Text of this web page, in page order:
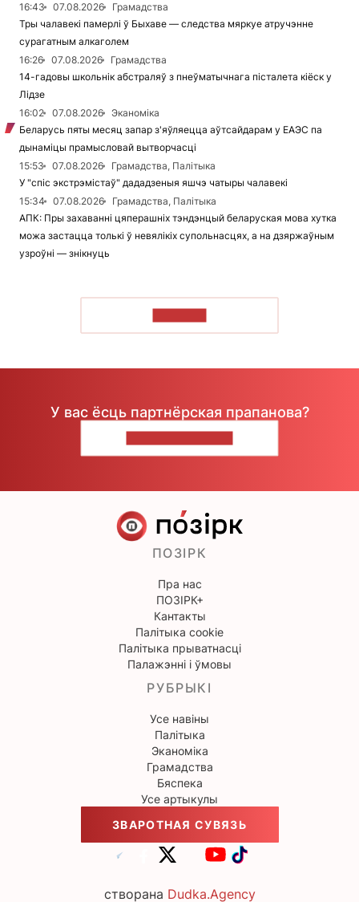
16:43
07.08.2026
Грамадства
Тры чалавекі памерлі ў Быхаве — следства мяркуе атручэнне
сурагатным алкаголем
16:26
07.08.2026
Грамадства
14-гадовы школьнік абстраляў з пнеўматычнага пісталета кіёск у
Лідзе
16:02
07.08.2026
Эканоміка
Беларусь пяты месяц запар з'яўляецца аўтсайдарам у ЕАЭС па
дынаміцы прамысловай вытворчасці
15:53
07.08.2026
Грамадства, Палітыка
У "спіс экстрэмістаў" дададзеныя яшчэ чатыры чалавекі
15:34
07.08.2026
Грамадства, Палітыка
АПК: Пры захаванні цяперашніх тэндэнцый беларуская мова хутка
можа застацца толькі ў невялікіх супольнасцях, а на дзяржаўным
узроўні — знікнуць
У вас ёсць партнёрская прапанова?
ПОЗІРК
Пра нас
ПОЗІРК+
Кантакты
Палітыка cookie
Палітыка прыватнасці
Палажэнні і ўмовы
РУБРЫКІ
Усе навіны
Палітыка
Эканоміка
Грамадства
Бяспека
Усе артыкулы
ЗВАРОТНАЯ СУВЯЗЬ
створана Dudka.Agency